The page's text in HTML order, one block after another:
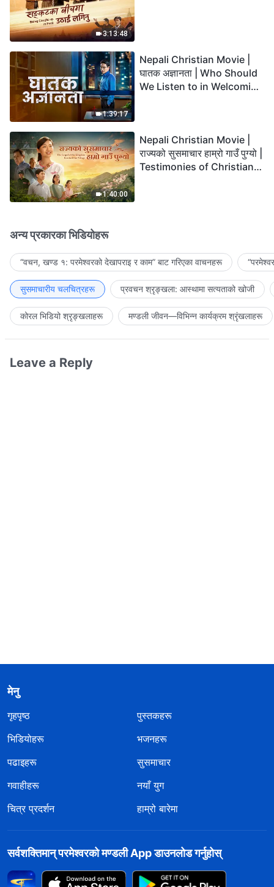
3:13:48
1:39:17
Nepali Christian Movie |
घातक अज्ञानता | Who Should
We Listen to in Welcoming
1:40:00
Nepali Christian Movie |
राज्यको सुसमाचार हाम्रो गाउँ पुग्यो |
Testimonies of Christians
अन्य प्रकारका भिडियोहरू
“वचन, खण्ड १: परमेश्‍वरको देखापराइ र काम” बाट गरिएका वाचनहरू
सुसमाचारीय चलचित्रहरू प्रवचन श्रृङ्खला: आस्थामा सत्यताको खोजी
कोरल भिडियो श्रृङ्खलाहरू मण्डली जीवन—विभिन्‍न कार्यक्रम श्रृंखलाहरू
Leave a Reply
मेनु
गृहपृष्ठ
पुस्तकहरू
भिडियोहरू
भजनहरू
पढाइहरू
सुसमाचार
गवाहीहरू
नयाँ युग
चित्र प्रदर्शन
हाम्रो बारेमा
सर्वशक्तिमान्‌ परमेश्‍वरको मण्डली App डाउनलोड गर्नुहोस्